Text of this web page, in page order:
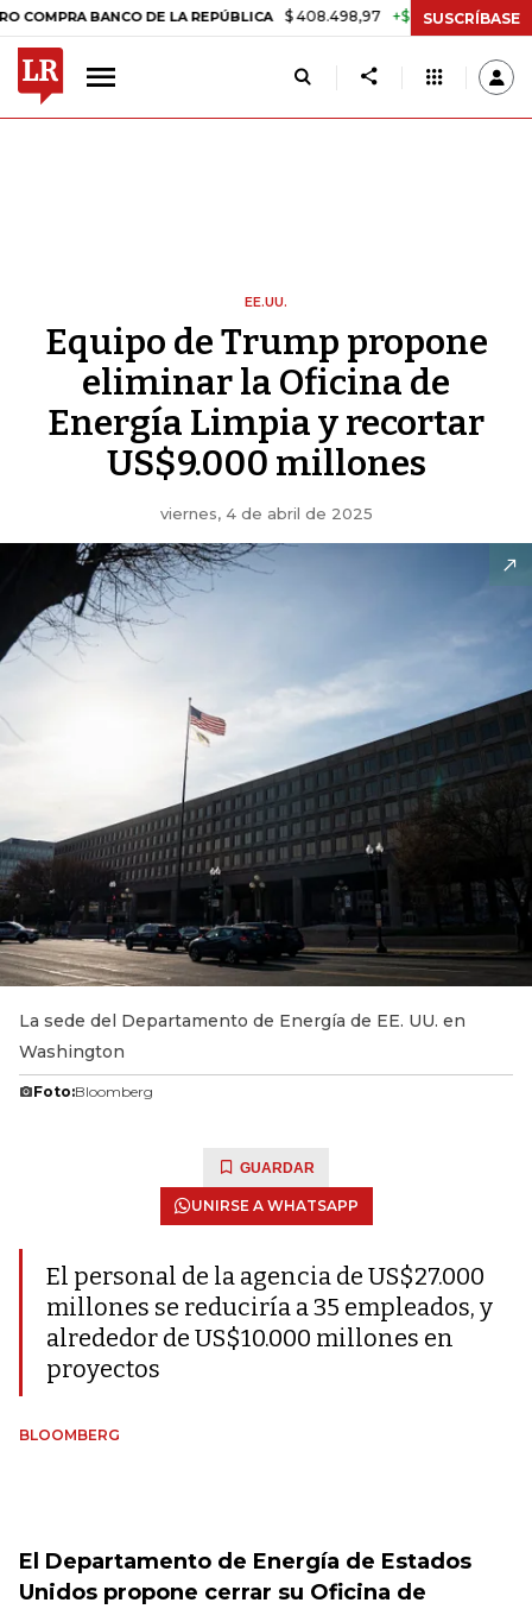
BANCO DE LA REPÚBLICA $ 408.498,97 +$ 8.753,81 +2,19%
SUSCRÍBASE
EE.UU.
Equipo de Trump propone
eliminar la Oficina de
Energía Limpia y recortar
US$9.000 millones
viernes, 4 de abril de 2025
La sede del Departamento de Energía de EE. UU. en
Washington
Foto:Bloomberg
GUARDAR
UNIRSE A WHATSAPP
El personal de la agencia de US$27.000
millones se reduciría a 35 empleados, y
alrededor de US$10.000 millones en
proyectos
BLOOMBERG
El Departamento de Energía de Estados
Unidos propone cerrar su Oficina de